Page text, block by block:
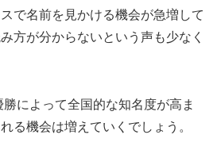
で名前を見かける機会が急増して
方が分からないという声も少なく
によって全国的な知名度が高ま
る機会は増えていくでしょう。